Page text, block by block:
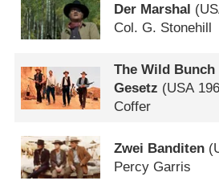
Der Marshal (
Col. G. Stonehill
The Wild
Gesetz (USA
Coffer
Zwei Banditen (
Percy Garris